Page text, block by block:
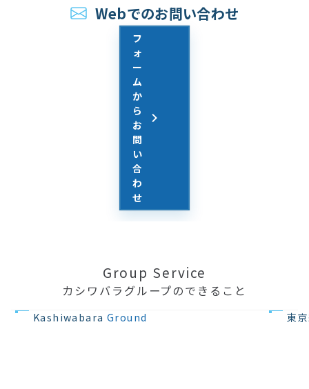
Webでのお問い合わせ
フ
ォ
ー
ム
か
ら
お
問
い
合
わ
せ
Group Service
カシワバラグループのできること
Kashiwabara Ground 東